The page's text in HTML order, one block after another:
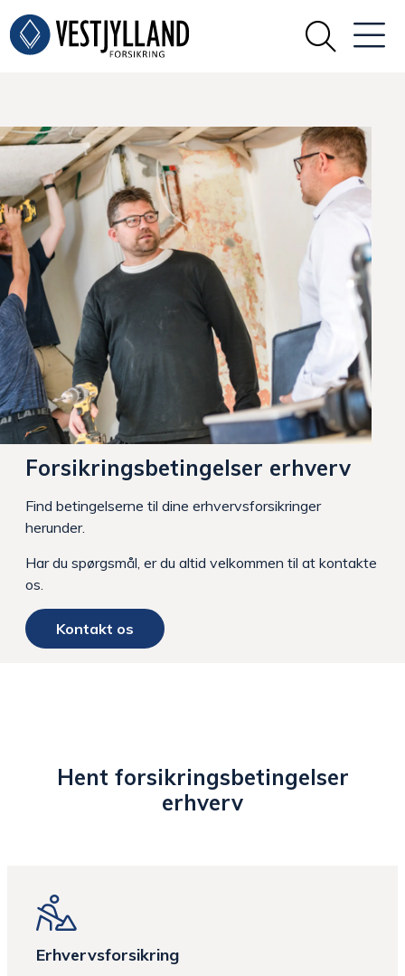
Forsikringsbetingelser erhverv
Find betingelserne til dine erhvervsforsikringer
herunder.
Har du spørgsmål, er du altid velkommen til at kontakte
os.
Kontakt os
Hent forsikringsbetingelser
erhverv
Erhvervsforsikring